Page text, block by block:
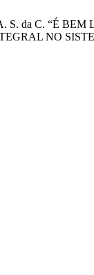
S. da C. “É
NO